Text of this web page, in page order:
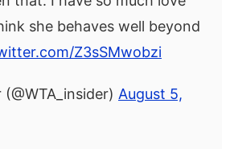
she behaves well beyond
Z3sSMwobzi
August 5,